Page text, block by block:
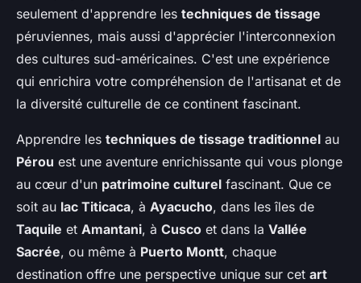
seulement d'apprendre les techniques de tissage
péruviennes, mais aussi d'apprécier l'interconnexion
des cultures sud-américaines. C'est une expérience
qui enrichira votre compréhension de l'artisanat et de
la diversité culturelle de ce continent fascinant.
Apprendre les techniques de tissage traditionnel au
Pérou est une aventure enrichissante qui vous plonge
au cœur d'un patrimoine culturel fascinant. Que ce
soit au lac Titicaca, à Ayacucho, dans les îles de
Taquile et Amantani, à Cusco et dans la Vallée
Sacrée, ou même à Puerto Montt, chaque
destination offre une perspective unique sur cet art